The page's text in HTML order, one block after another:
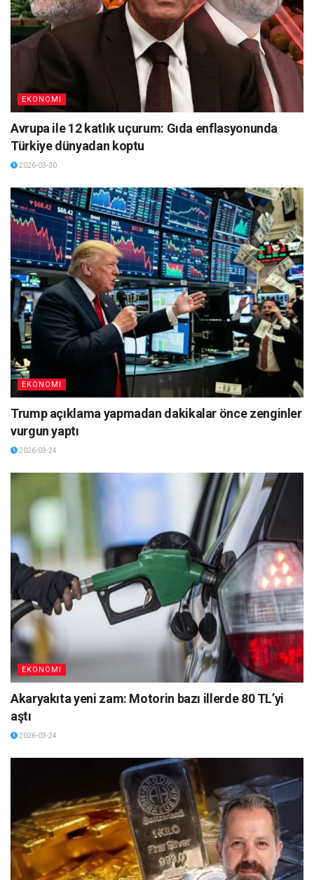
EKONOMI
Avrupa ile 12 katlık uçurum: Gıda enflasyonunda
Türkiye dünyadan koptu
2026-03-30
EKONOMI
Trump açıklama yapmadan dakikalar önce zenginler
vurgun yaptı
2026-03-24
EKONOMI
Akaryakıta yeni zam: Motorin bazı illerde 80 TL’yi
aştı
2026-03-24